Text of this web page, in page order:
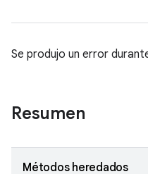
Se produjo un error
Resumen
Métodos heredados